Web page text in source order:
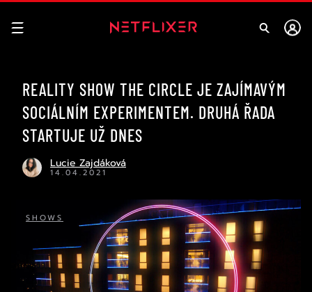
REALITY SHOW THE CIRCLE JE ZAJÍMAVÝM
SOCIÁLNÍM EXPERIMENTEM. DRUHÁ ŘADA
STARTUJE UŽ DNES
Lucie Zajdáková
14.04.2021
SHOWS